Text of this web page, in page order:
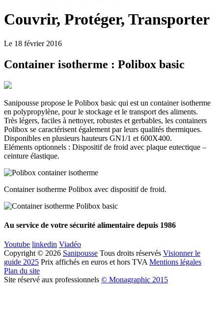
Couvrir, Protéger, Transporter
Le 18 février 2016
Container isotherme : Polibox basic
Sanipousse propose le Polibox basic qui est un container isotherme
en polypropylène, pour le stockage et le transport des aliments.
Très légers, faciles à nettoyer, robustes et gerbables, les containers
Polibox se caractérisent également par leurs qualités thermiques.
Disponibles en plusieurs hauteurs GN1/1 et 600X400.
Eléments optionnels : Dispositif de froid avec plaque eutectique –
ceinture élastique.
Container isotherme Polibox avec dispositif de froid.
Au service de votre sécurité alimentaire depuis 1986
Youtube linkedin Viadéo
Copyright © 2026 Sanipousse Tous droits réservés Visionner le
guide 2025 Prix affichés en euros et hors TVA Mentions légales
Plan du site
Site réservé aux professionnels © Monagraphic 2015